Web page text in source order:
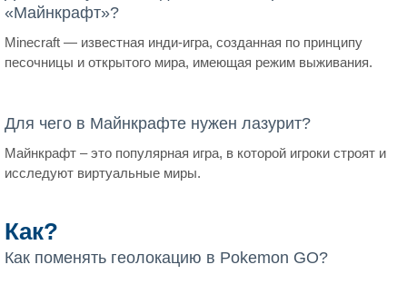
«Майнкрафт»?
Minecraft — известная инди-игра, созданная по принципу
песочницы и открытого мира, имеющая режим выживания.
Для чего в Майнкрафте нужен лазурит?
Майнкрафт – это популярная игра, в которой игроки строят и
исследуют виртуальные миры.
Как?
Как поменять геолокацию в Pokemon GO?